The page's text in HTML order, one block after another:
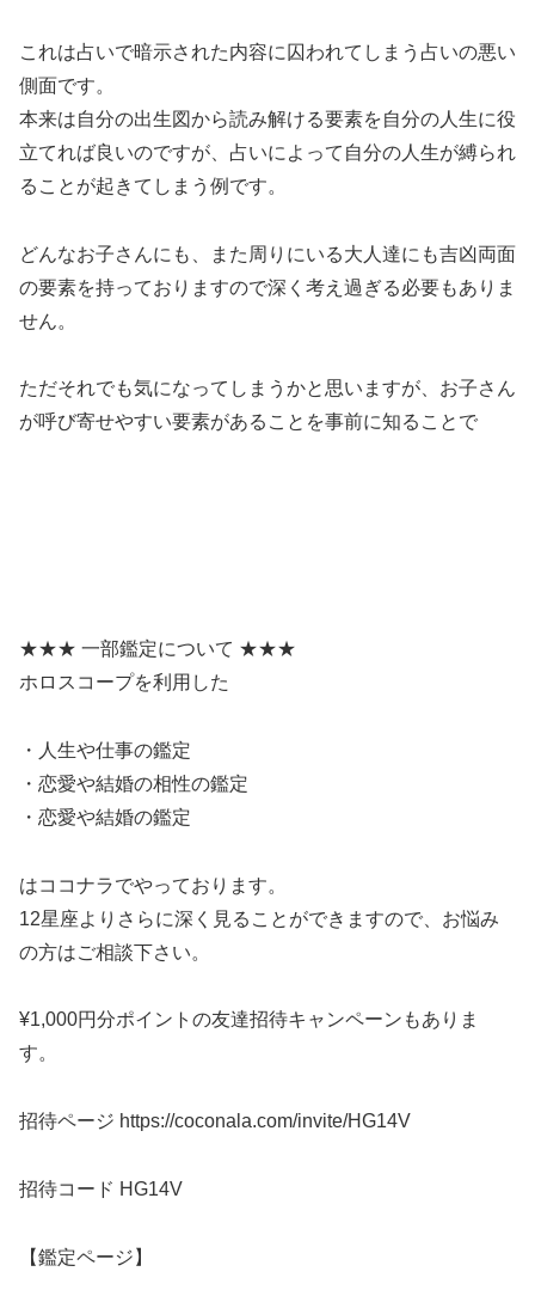
これは占いで暗示された内容に囚われてしまう占いの悪い
側面です。
本来は自分の出生図から読み解ける要素を自分の人生に役
立てれば良いのですが、占いによって自分の人生が縛られ
ることが起きてしまう例です。
どんなお子さんにも、また周りにいる大人達にも吉凶両面
の要素を持っておりますので深く考え過ぎる必要もありま
せん。
ただそれでも気になってしまうかと思いますが、お子さん
が呼び寄せやすい要素があることを事前に知ることで
★★★ 一部鑑定について ★★★
ホロスコープを利用した
・人生や仕事の鑑定
・恋愛や結婚の相性の鑑定
・恋愛や結婚の鑑定
はココナラでやっております。
12星座よりさらに深く見ることができますので、お悩み
の方はご相談下さい。
¥1,000円分ポイントの友達招待キャンペーンもありま
す。
招待ページ https://coconala.com/invite/HG14V
招待コード HG14V
【鑑定ページ】